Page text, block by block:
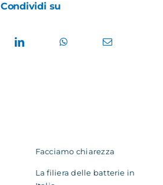
Condividi su
Facciamo chiarezza
La filiera delle batterie in